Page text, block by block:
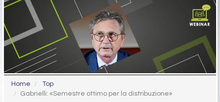
Home
Top
Gabrielli: «Semestre ottimo per la distribuzione»